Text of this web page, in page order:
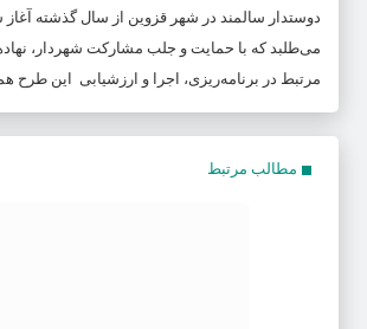
دوستدار سالمند در شهر قزوین از سال گذشته
می‌طلبد که با حمایت و جلب مشارکت شهردار،
مرتبط در برنامه‌ریزی، اجرا و ارزشیابی این طرح
مطالب مرتبط